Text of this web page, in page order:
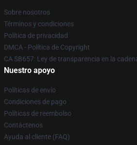
Sobre nosotros
Términos y condiciones
Política de privacidad
DMCA - Política de Copyright
CA SB657: Ley de transparencia en la
Nuestro apoyo
Políticas de envío
Condiciones de pago
Políticas de reembolso
Contáctenos
Ayuda al cliente (FAQ)